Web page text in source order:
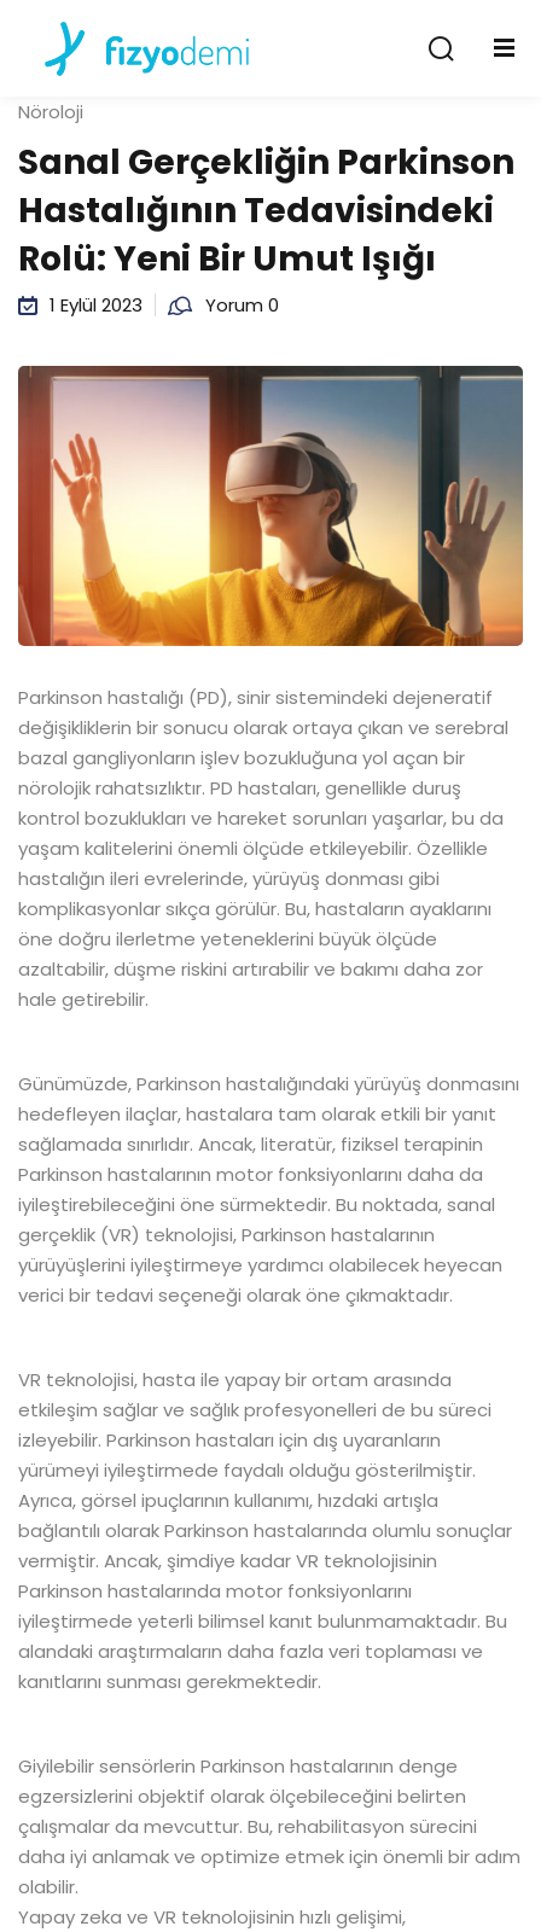
Nöroloji
Sanal Gerçekliğin Parkinson
Hastalığının Tedavisindeki
Rolü: Yeni Bir Umut Işığı
1 Eylül 2023 Yorum 0
Parkinson hastalığı (PD), sinir sistemindeki dejeneratif
değişikliklerin bir sonucu olarak ortaya çıkan ve serebral
bazal gangliyonların işlev bozukluğuna yol açan bir
nörolojik rahatsızlıktır. PD hastaları, genellikle duruş
kontrol bozuklukları ve hareket sorunları yaşarlar, bu da
yaşam kalitelerini önemli ölçüde etkileyebilir. Özellikle
hastalığın ileri evrelerinde, yürüyüş donması gibi
komplikasyonlar sıkça görülür. Bu, hastaların ayaklarını
öne doğru ilerletme yeteneklerini büyük ölçüde
azaltabilir, düşme riskini artırabilir ve bakımı daha zor
hale getirebilir.
Günümüzde, Parkinson hastalığındaki yürüyüş donmasını
hedefleyen ilaçlar, hastalara tam olarak etkili bir yanıt
sağlamada sınırlıdır. Ancak, literatür, fiziksel terapinin
Parkinson hastalarının motor fonksiyonlarını daha da
iyileştirebileceğini öne sürmektedir. Bu noktada, sanal
gerçeklik (VR) teknolojisi, Parkinson hastalarının
yürüyüşlerini iyileştirmeye yardımcı olabilecek heyecan
verici bir tedavi seçeneği olarak öne çıkmaktadır.
VR teknolojisi, hasta ile yapay bir ortam arasında
etkileşim sağlar ve sağlık profesyonelleri de bu süreci
izleyebilir. Parkinson hastaları için dış uyaranların
yürümeyi iyileştirmede faydalı olduğu gösterilmiştir.
Ayrıca, görsel ipuçlarının kullanımı, hızdaki artışla
bağlantılı olarak Parkinson hastalarında olumlu sonuçlar
vermiştir. Ancak, şimdiye kadar VR teknolojisinin
Parkinson hastalarında motor fonksiyonlarını
iyileştirmede yeterli bilimsel kanıt bulunmamaktadır. Bu
alandaki araştırmaların daha fazla veri toplaması ve
kanıtlarını sunması gerekmektedir.
Giyilebilir sensörlerin Parkinson hastalarının denge
egzersizlerini objektif olarak ölçebileceğini belirten
çalışmalar da mevcuttur. Bu, rehabilitasyon sürecini
daha iyi anlamak ve optimize etmek için önemli bir adım
olabilir.
Yapay zeka ve VR teknolojisinin hızlı gelişimi,
Giriş Yap
Hesabın yok mu? Kayıt Ol
Şifremi unuttum